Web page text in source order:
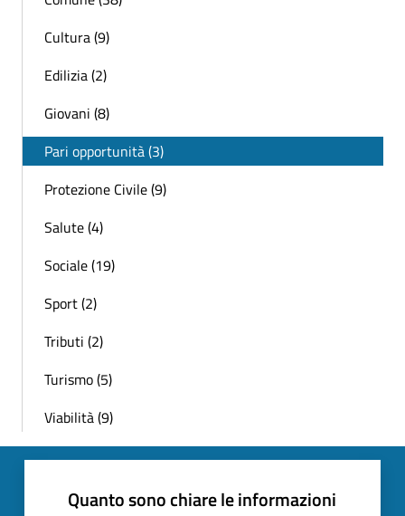
Cultura (9)
Edilizia (2)
Giovani (8)
Pari opportunità (3)
Protezione Civile (9)
Salute (4)
Sociale (19)
Sport (2)
Tributi (2)
Turismo (5)
Viabilità (9)
Quanto sono chiare le informazioni